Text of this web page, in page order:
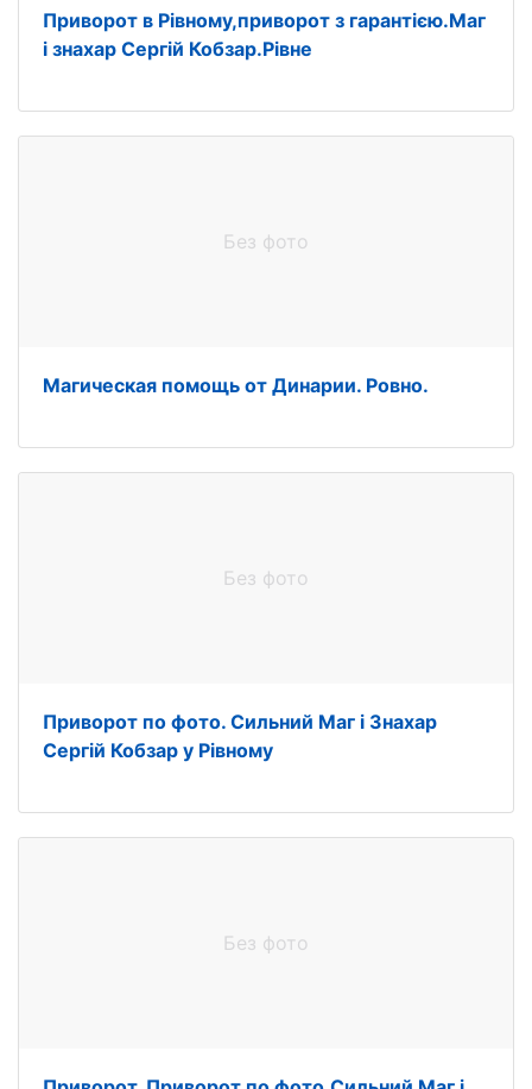
Приворот в Рівному,приворот з гарантією.Маг
і знахар Сергій Кобзар.Рівне
Без фото
Магическая помощь от Динарии. Ровно.
Без фото
Приворот по фото. Сильний Маг і Знахар
Сергій Кобзар у Рівному
Без фото